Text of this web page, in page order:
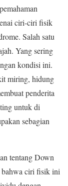
ciri-ciri fisik
Salah satu
Yang sering
kondisi ini.
miring, hidung
penderita
untuk di
sebagian
tentang Down
ciri fisik ini